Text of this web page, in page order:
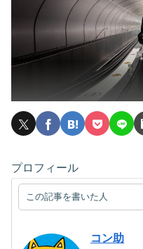
プロフィール
この記事を書いた人
コン助